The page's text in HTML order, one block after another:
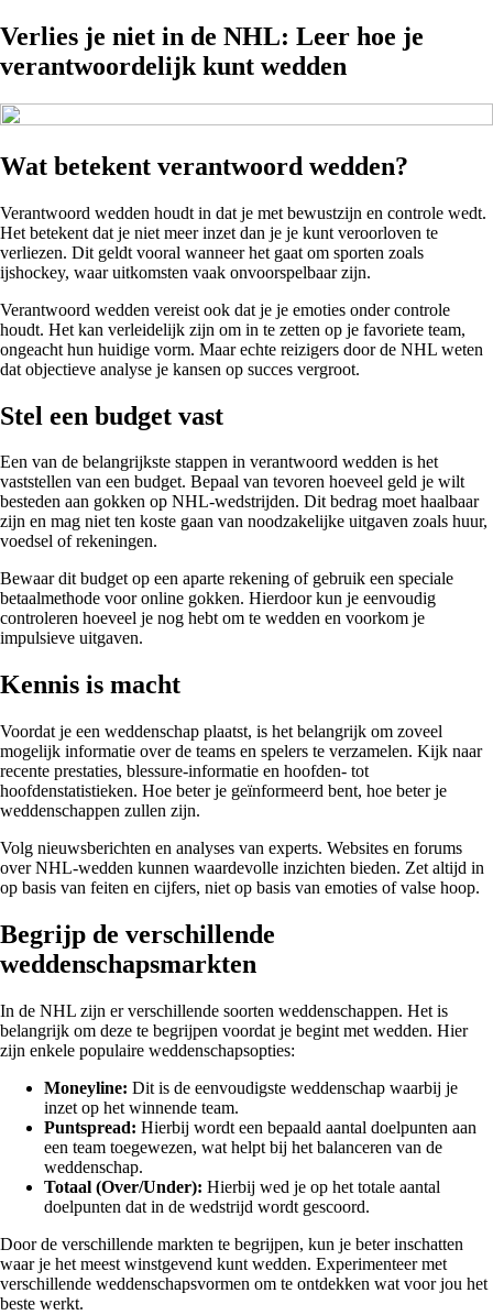
Verlies je niet in de NHL: Leer hoe je
verantwoordelijk kunt wedden
Wat betekent verantwoord wedden?
Verantwoord wedden houdt in dat je met bewustzijn en controle wedt.
Het betekent dat je niet meer inzet dan je je kunt veroorloven te
verliezen. Dit geldt vooral wanneer het gaat om sporten zoals
ijshockey, waar uitkomsten vaak onvoorspelbaar zijn.
Verantwoord wedden vereist ook dat je je emoties onder controle
houdt. Het kan verleidelijk zijn om in te zetten op je favoriete team,
ongeacht hun huidige vorm. Maar echte reizigers door de NHL weten
dat objectieve analyse je kansen op succes vergroot.
Stel een budget vast
Een van de belangrijkste stappen in verantwoord wedden is het
vaststellen van een budget. Bepaal van tevoren hoeveel geld je wilt
besteden aan gokken op NHL-wedstrijden. Dit bedrag moet haalbaar
zijn en mag niet ten koste gaan van noodzakelijke uitgaven zoals huur,
voedsel of rekeningen.
Bewaar dit budget op een aparte rekening of gebruik een speciale
betaalmethode voor online gokken. Hierdoor kun je eenvoudig
controleren hoeveel je nog hebt om te wedden en voorkom je
impulsieve uitgaven.
Kennis is macht
Voordat je een weddenschap plaatst, is het belangrijk om zoveel
mogelijk informatie over de teams en spelers te verzamelen. Kijk naar
recente prestaties, blessure-informatie en hoofden- tot
hoofdenstatistieken. Hoe beter je geïnformeerd bent, hoe beter je
weddenschappen zullen zijn.
Volg nieuwsberichten en analyses van experts. Websites en forums
over NHL-wedden kunnen waardevolle inzichten bieden. Zet altijd in
op basis van feiten en cijfers, niet op basis van emoties of valse hoop.
Begrijp de verschillende
weddenschapsmarkten
In de NHL zijn er verschillende soorten weddenschappen. Het is
belangrijk om deze te begrijpen voordat je begint met wedden. Hier
zijn enkele populaire weddenschapsopties:
Moneyline: Dit is de eenvoudigste weddenschap waarbij je
inzet op het winnende team.
Puntspread: Hierbij wordt een bepaald aantal doelpunten aan
een team toegewezen, wat helpt bij het balanceren van de
weddenschap.
Totaal (Over/Under): Hierbij wed je op het totale aantal
doelpunten dat in de wedstrijd wordt gescoord.
Door de verschillende markten te begrijpen, kun je beter inschatten
waar je het meest winstgevend kunt wedden. Experimenteer met
verschillende weddenschapsvormen om te ontdekken wat voor jou het
beste werkt.